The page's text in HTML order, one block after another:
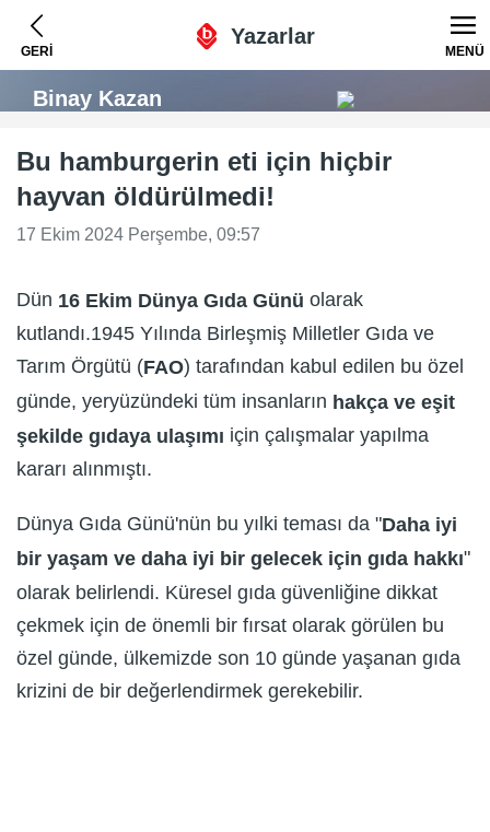
GERİ
Yazarlar
MENÜ
Binay Kazan
Bu hamburgerin eti için hiçbir
hayvan öldürülmedi!
17 Ekim 2024 Perşembe, 09:57
Dün 16 Ekim Dünya Gıda Günü olarak
kutlandı.1945 Yılında Birleşmiş Milletler Gıda ve
Tarım Örgütü (FAO) tarafından kabul edilen bu özel
günde, yeryüzündeki tüm insanların hakça ve eşit
şekilde gıdaya ulaşımı için çalışmalar yapılma
kararı alınmıştı.
Dünya Gıda Günü'nün bu yılki teması da "Daha iyi
bir yaşam ve daha iyi bir gelecek için gıda hakkı"
olarak belirlendi. Küresel gıda güvenliğine dikkat
çekmek için de önemli bir fırsat olarak görülen bu
özel günde, ülkemizde son 10 günde yaşanan gıda
krizini de bir değerlendirmek gerekebilir.